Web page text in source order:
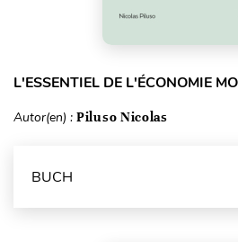
L'ESSENTIEL DE L'ÉCONOMIE
Autor(en) : Piluso Nicolas
BUCH